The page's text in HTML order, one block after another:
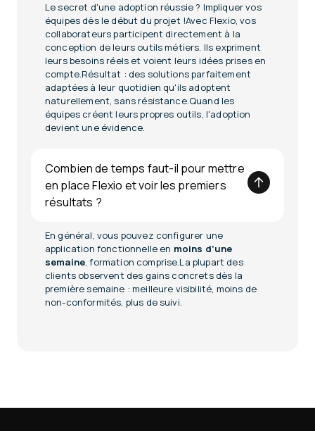
Le secret d'une adoption réussie ? Impliquer vos
équipes dès le début du projet !Avec Flexio, vos
collaborateurs participent directement à la
conception de leurs outils métiers. Ils expriment
leurs besoins réels et voient leurs idées prises en
compte.Résultat : des solutions parfaitement
adaptées à leur quotidien qu'ils adoptent
naturellement, sans résistance.Quand les
équipes créent leurs propres outils, l'adoption
devient une évidence.
Combien de temps faut-il pour mettre
en place Flexio et voir les premiers
résultats ?
En général, vous pouvez configurer une
application fonctionnelle en moins d’une
semaine, formation comprise.La plupart des
clients observent des gains concrets dès la
première semaine : meilleure visibilité, moins de
non-conformités, plus de suivi.